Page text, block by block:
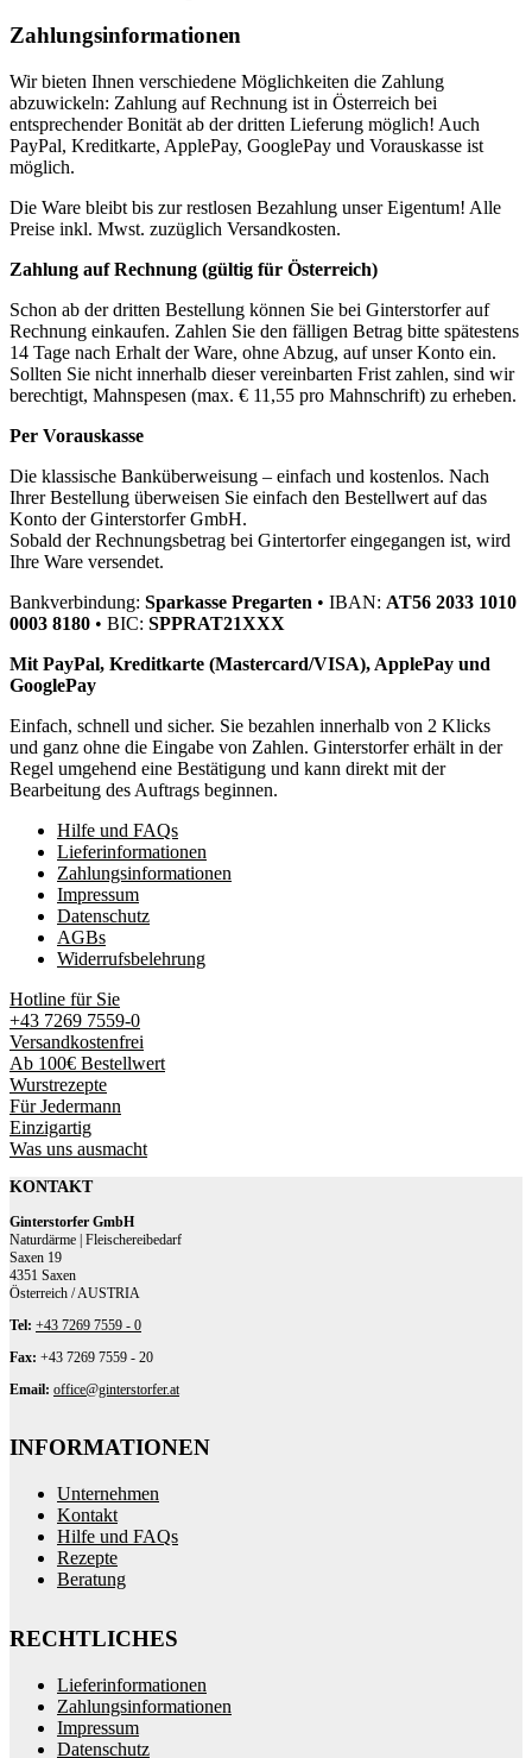
Zahlungsinformationen
Wir bieten Ihnen verschiedene Möglichkeiten die Zahlung
abzuwickeln: Zahlung auf Rechnung ist in Österreich bei
entsprechender Bonität ab der dritten Lieferung möglich! Auch
PayPal, Kreditkarte, ApplePay, GooglePay und Vorauskasse ist
möglich.
Die Ware bleibt bis zur restlosen Bezahlung unser Eigentum! Alle
Preise inkl. Mwst. zuzüglich Versandkosten.
Zahlung auf Rechnung (gültig für Österreich)
Schon ab der dritten Bestellung können Sie bei Ginterstorfer auf
Rechnung einkaufen. Zahlen Sie den fälligen Betrag bitte spätestens
14 Tage nach Erhalt der Ware, ohne Abzug, auf unser Konto ein.
Sollten Sie nicht innerhalb dieser vereinbarten Frist zahlen, sind wir
berechtigt, Mahnspesen (max. € 11,55 pro Mahnschrift) zu erheben.
Per Vorauskasse
Die klassische Banküberweisung – einfach und kostenlos. Nach
Ihrer Bestellung überweisen Sie einfach den Bestellwert auf das
Konto der Ginterstorfer GmbH.
Sobald der Rechnungsbetrag bei Gintertorfer eingegangen ist, wird
Ihre Ware versendet.
Bankverbindung: Sparkasse Pregarten • IBAN: AT56 2033 1010
0003 8180 • BIC: SPPRAT21XXX
Mit PayPal, Kreditkarte (Mastercard/VISA), ApplePay und
GooglePay
Einfach, schnell und sicher. Sie bezahlen innerhalb von 2 Klicks
und ganz ohne die Eingabe von Zahlen. Ginterstorfer erhält in der
Regel umgehend eine Bestätigung und kann direkt mit der
Bearbeitung des Auftrags beginnen.
Hilfe und FAQs
Lieferinformationen
Zahlungsinformationen
Impressum
Datenschutz
AGBs
Widerrufsbelehrung
Hotline für Sie
+43 7269 7559-0
Versandkostenfrei
Ab 100€ Bestellwert
Wurstrezepte
Für Jedermann
Einzigartig
Was uns ausmacht
KONTAKT
Ginterstorfer GmbH
Naturdärme | Fleischereibedarf
Saxen 19
4351 Saxen
Österreich / AUSTRIA
Tel: +43 7269 7559 - 0
Fax: +43 7269 7559 - 20
Email: office@ginterstorfer.at
INFORMATIONEN
Unternehmen
Kontakt
Hilfe und FAQs
Rezepte
Beratung
RECHTLICHES
Lieferinformationen
Zahlungsinformationen
Impressum
Datenschutz